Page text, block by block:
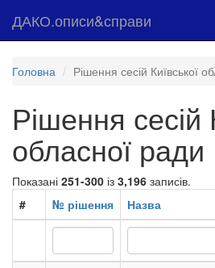
ДАКО.описи&справи
Головна Рішення сесій Київської
Рішення сесій
обласної ради
Показані 251-300 із 3,196 записів.
#
№ рішення Назва